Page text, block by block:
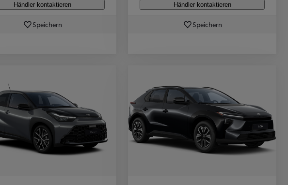
Händler kontaktieren
Speichern
Händler kontaktieren
Speichern